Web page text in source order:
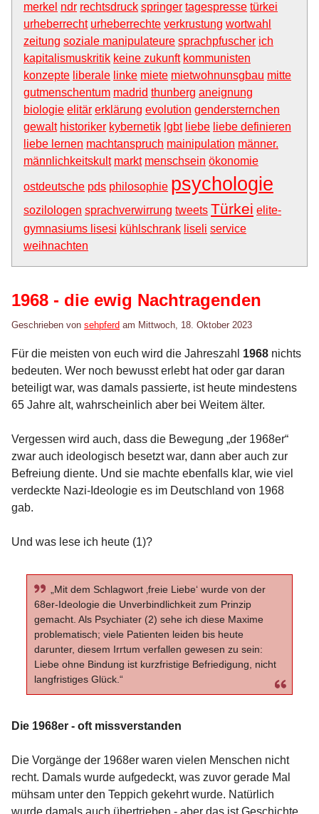
merkel ndr rechtsdruck springer tagespresse türkei
urheberrecht urheberrechte verkrustung wortwahl
zeitung soziale manipulateure sprachpfuscher ich
kapitalismuskritik keine zukunft kommunisten
konzepte liberale linke miete mietwohnunsgbau mitte
gutmenschentum madrid thunberg aneignung
biologie elitär erklärung evolution gendersternchen
gewalt historiker kybernetik lgbt liebe liebe definieren
liebe lernen machtanspruch mainipulation männer.
männlichkeitskult markt menschsein ökonomie
ostdeutsche pds philosophie psychologie
sozilologen sprachverwirrung tweets Türkei elite-
gymnasiums lisesi kühlschrank liseli service
weihnachten
1968 - die ewig Nachtragenden
Geschrieben von sehpferd am Mittwoch, 18. Oktober 2023
Für die meisten von euch wird die Jahreszahl 1968 nichts
bedeuten. Wer noch bewusst erlebt hat oder gar daran
beteiligt war, was damals passierte, ist heute mindestens
65 Jahre alt, wahrscheinlich aber bei Weitem älter.
Vergessen wird auch, dass die Bewegung „der 1968er“
zwar auch ideologisch besetzt war, dann aber auch zur
Befreiung diente. Und sie machte ebenfalls klar, wie viel
verdeckte Nazi-Ideologie es im Deutschland von 1968
gab.
Und was lese ich heute (1)?
„Mit dem Schlagwort ‚freie Liebe‘ wurde von der
68er-Ideologie die Unverbindlichkeit zum Prinzip
gemacht. Als Psychiater (2) sehe ich diese Maxime
problematisch; viele Patienten leiden bis heute
darunter, diesem Irrtum verfallen gewesen zu sein:
Liebe ohne Bindung ist kurzfristige Befriedigung, nicht
langfristiges Glück.“
Die 1968er - oft missverstanden
Die Vorgänge der 1968er waren vielen Menschen nicht
recht. Damals wurde aufgedeckt, was zuvor gerade Mal
mühsam unter den Teppich gekehrt wurde. Natürlich
wurde damals auch übertrieben - aber das ist Geschichte